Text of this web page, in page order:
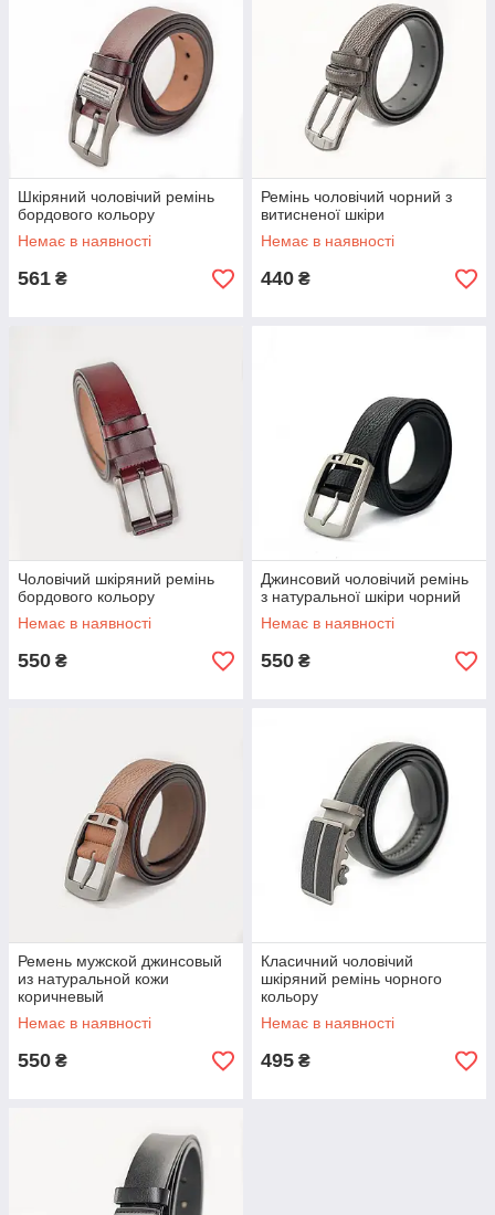
Шкіряний чоловічий ремінь
бордового кольору
Немає в наявності
561 ₴
Ремінь чоловічий чорний з
витисненої шкіри
Немає в наявності
440 ₴
Чоловічий шкіряний ремінь
бордового кольору
Немає в наявності
550 ₴
Джинсовий чоловічий ремінь
з натуральної шкіри чорний
Немає в наявності
550 ₴
Ремень мужской джинсовый
из натуральной кожи
коричневый
Немає в наявності
550 ₴
Класичний чоловічий
шкіряний ремінь чорного
кольору
Немає в наявності
495 ₴